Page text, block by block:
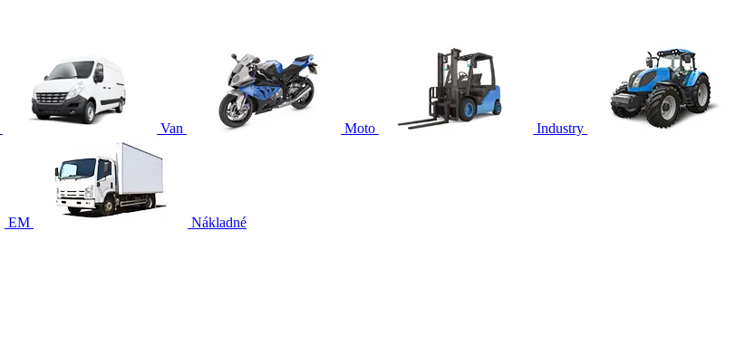
Van Moto Industry
EM
Nákladné